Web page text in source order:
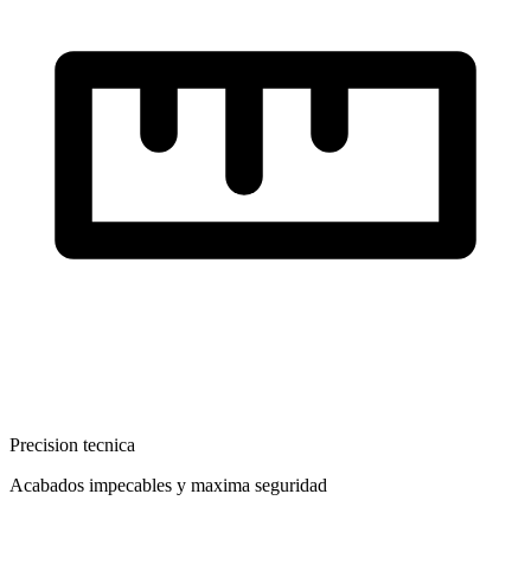
Precision tecnica
Acabados impecables y maxima seguridad